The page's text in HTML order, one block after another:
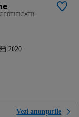
2020
Vezi anunțurile